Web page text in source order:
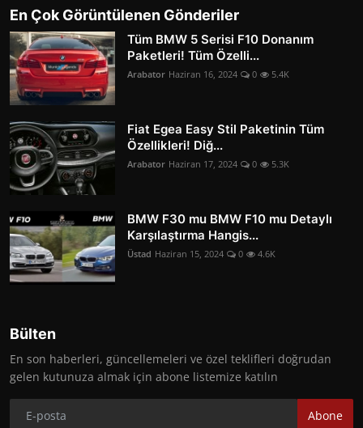
En Çok Görüntülenen Gönderiler
Tüm BMW 5 Serisi F10 Donanım
Paketleri! Tüm Özelli...
Arabator Haziran 16, 2024 0 5.4K
Fiat Egea Easy Stil Paketinin Tüm
Özellikleri! Diğ...
Arabator Haziran 17, 2024 0 5.3K
BMW F30 mu BMW F10 mu Detaylı
Karşılaştırma Hangis...
Üstad Haziran 15, 2024 0 4.6K
Bülten
En son haberleri, güncellemeleri ve özel teklifleri doğrudan
gelen kutunuza almak için abone listemize katılın
Abone